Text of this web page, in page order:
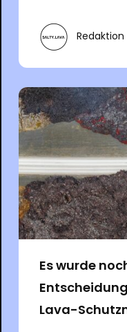
Redaktion
Es wurde
Lava-